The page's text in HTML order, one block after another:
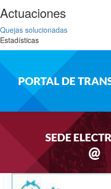
Actuaciones
Quejas solucionadas
Estadísticas